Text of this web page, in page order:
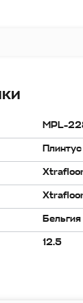
MPL-
Бельгия
12.5